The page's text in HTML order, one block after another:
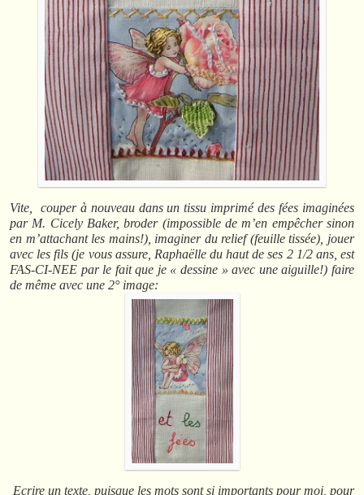
Vite, couper à nouveau dans un tissu imprimé des fées imaginées
par M. Cicely Baker, broder (impossible de m’en empêcher sinon
en m’attachant les mains!), imaginer du relief (feuille tissée), jouer
avec les fils (je vous assure, Raphaëlle du haut de ses 2 1/2 ans, est
FAS-CI-NEE par le fait que je « dessine » avec une aiguille!) faire
de même avec une 2° image:
Ecrire un texte, puisque les mots sont si importants pour moi, pour